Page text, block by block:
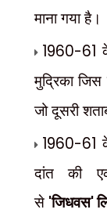
माना गया है।
1960-61
मुद्रिका
जो दूसरी
1960-61
दांत की
से 'जिधवस'